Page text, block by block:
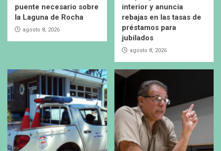
puente necesario sobre
la Laguna de Rocha
agosto 8, 2026
interior y anuncia
rebajas en las tasas de
préstamos para
jubilados
agosto 8, 2026